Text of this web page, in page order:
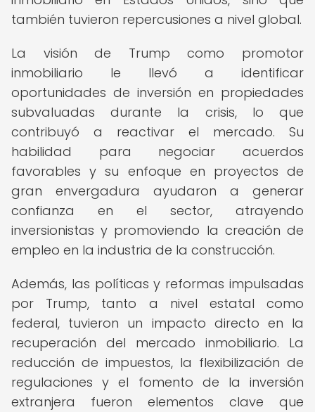
también tuvieron repercusiones a nivel global.
La visión de Trump como promotor
inmobiliario le llevó a identificar
oportunidades de inversión en propiedades
subvaluadas durante la crisis, lo que
contribuyó a reactivar el mercado. Su
habilidad para negociar acuerdos
favorables y su enfoque en proyectos de
gran envergadura ayudaron a generar
confianza en el sector, atrayendo
inversionistas y promoviendo la creación de
empleo en la industria de la construcción.
Además, las políticas y reformas impulsadas
por Trump, tanto a nivel estatal como
federal, tuvieron un impacto directo en la
recuperación del mercado inmobiliario. La
reducción de impuestos, la flexibilización de
regulaciones y el fomento de la inversión
extranjera fueron elementos clave que